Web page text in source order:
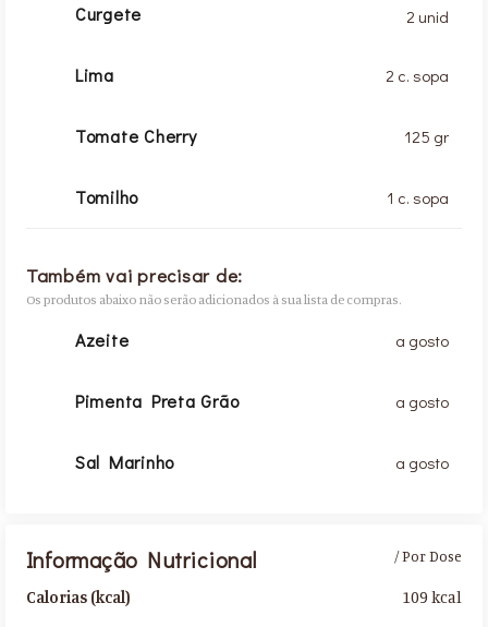
Curgete 2 unid
Lima 2 c. sopa
Tomate Cherry 125 gr
Tomilho 1 c. sopa
Também vai precisar de:
Os produtos abaixo não serão adicionados à sua lista de compras.
Azeite a gosto
Pimenta Preta Grão a gosto
Sal Marinho a gosto
Informação Nutricional
Calorias (kcal)
/ Por Dose
109 kcal